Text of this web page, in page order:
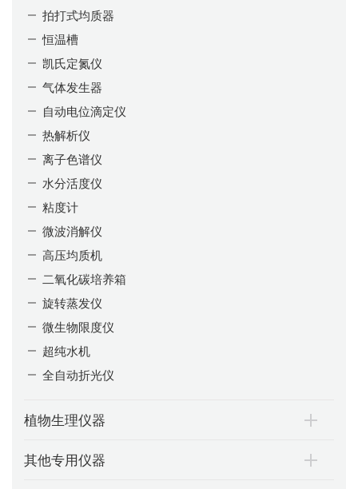
拍打式均质器
恒温槽
凯氏定氮仪
气体发生器
自动电位滴定仪
热解析仪
离子色谱仪
水分活度仪
粘度计
微波消解仪
高压均质机
二氧化碳培养箱
旋转蒸发仪
微生物限度仪
超纯水机
全自动折光仪
植物生理仪器
其他专用仪器